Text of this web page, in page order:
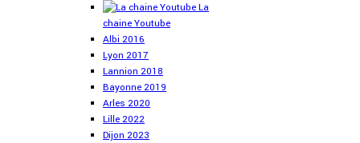
La
chaine Youtube
Albi 2016
Lyon 2017
Lannion 2018
Bayonne 2019
Arles 2020
Lille 2022
Dijon 2023